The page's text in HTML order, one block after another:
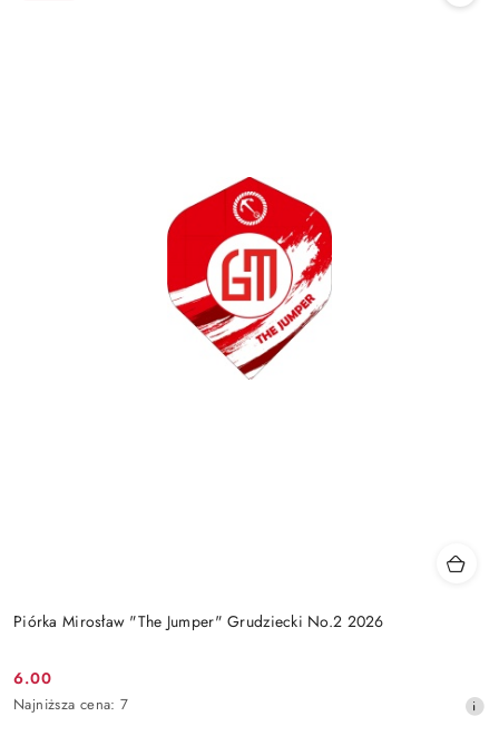
Piórka Mirosław "The Jumper" Grudziecki No.2 2026
Cena
promocyjna:
6.00
Najniższa
Najniższa cena: 7